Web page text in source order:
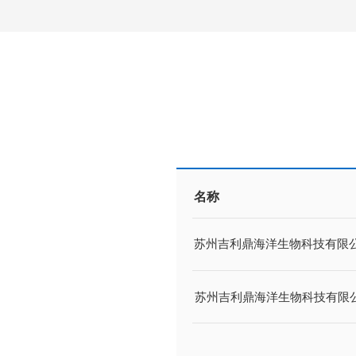
苏州吉利鼎海洋生物科技有限
名称
苏州吉利鼎海洋生物科技有限